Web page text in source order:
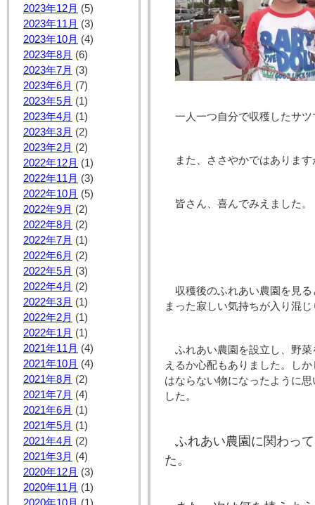
2023年12月 (5)
2023年11月 (3)
2023年10月 (4)
2023年8月 (6)
2023年7月 (3)
2023年6月 (7)
2023年5月 (1)
2023年4月 (1)
2023年3月 (2)
2023年2月 (2)
2022年12月 (1)
2022年11月 (3)
2022年10月 (5)
2022年9月 (2)
2022年8月 (2)
2022年7月 (1)
2022年6月 (2)
2022年5月 (3)
2022年4月 (2)
2022年3月 (1)
2022年2月 (1)
2022年1月 (1)
2021年11月 (4)
2021年10月 (4)
2021年8月 (2)
2021年7月 (4)
2021年6月 (1)
2021年5月 (1)
2021年4月 (2)
2021年3月 (4)
2020年12月 (3)
2020年11月 (1)
一人一つ自分で収穫したサ
また、ささやかではありま
皆さん、喜んでみえました。
収穫後のふれあい農園を見
まった寂しい気持ちが入り混
ふれあい農園を設立し、野
えるか心配もありました。し
はならない物になったように
した。
ふれあい農園に関わっ
た。